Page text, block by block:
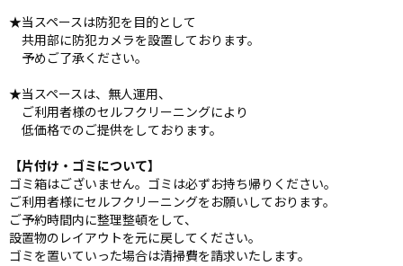
★当スペースは防犯を目的として
共用部に防犯カメラを設置しております。
予めご了承ください。
★当スペースは、無人運用、
ご利用者様のセルフクリーニングにより
低価格でのご提供をしております。
【片付け・ゴミについて】
ゴミ箱はございません。ゴミは必ずお持ち帰りください。
ご利用者様にセルフクリーニングをお願いしております。
ご予約時間内に整理整頓をして、
設置物のレイアウトを元に戻してください。
ゴミを置いていった場合は清掃費を請求いたします。